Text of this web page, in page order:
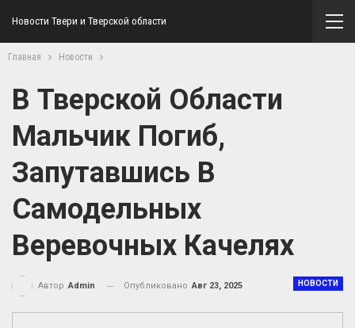
Новости Твери и Тверской области
Главная Новости
В Тверской Области
Мальчик Погиб,
Запутавшись В
Самодельных
Веревочных Качелях
НОВОСТИ
Автор Admin Опубликовано Авг 23, 2025